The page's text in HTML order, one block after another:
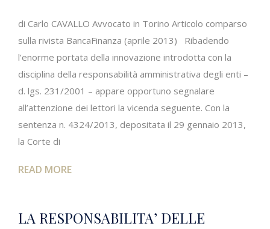
di Carlo CAVALLO Avvocato in Torino Articolo comparso
sulla rivista BancaFinanza (aprile 2013) Ribadendo
l’enorme portata della innovazione introdotta con la
disciplina della responsabilità amministrativa degli enti –
d. lgs. 231/2001 – appare opportuno segnalare
all’attenzione dei lettori la vicenda seguente. Con la
sentenza n. 4324/2013, depositata il 29 gennaio 2013,
la Corte di
READ MORE
LA RESPONSABILITA’ DELLE